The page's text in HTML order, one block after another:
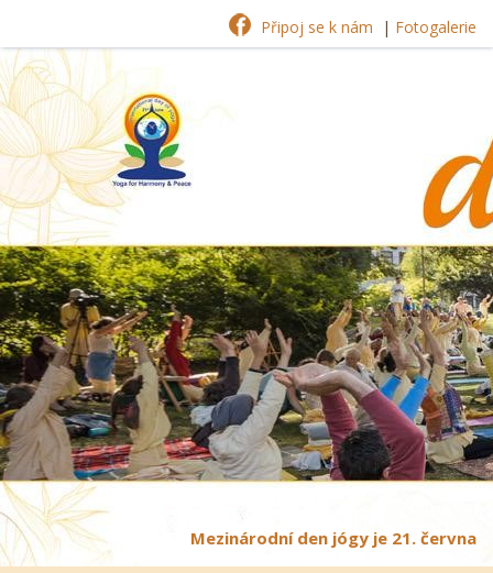
Připoj se k nám | Fotogalerie
Mezinárodní den jógy je 21. června